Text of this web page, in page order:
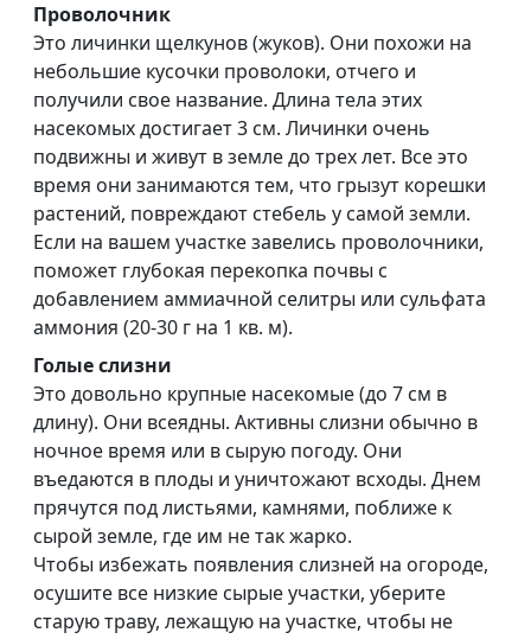
Проволочник
Это личинки щелкунов (жуков). Они похожи на
небольшие кусочки проволоки, отчего и
получили свое название. Длина тела этих
насекомых достигает 3 см. Личинки очень
подвижны и живут в земле до трех лет. Все это
время они занимаются тем, что грызут корешки
растений, повреждают стебель у самой земли.
Если на вашем участке завелись проволочники,
поможет глубокая перекопка почвы с
добавлением аммиачной селитры или сульфата
аммония (20-30 г на 1 кв. м).
Голые слизни
Это довольно крупные насекомые (до 7 см в
длину). Они всеядны. Активны слизни обычно в
ночное время или в сырую погоду. Они
въедаются в плоды и уничтожают всходы. Днем
прячутся под листьями, камнями, поближе к
сырой земле, где им не так жарко.
Чтобы избежать появления слизней на огороде,
осушите все низкие сырые участки, уберите
старую траву, лежащую на участке, чтобы не